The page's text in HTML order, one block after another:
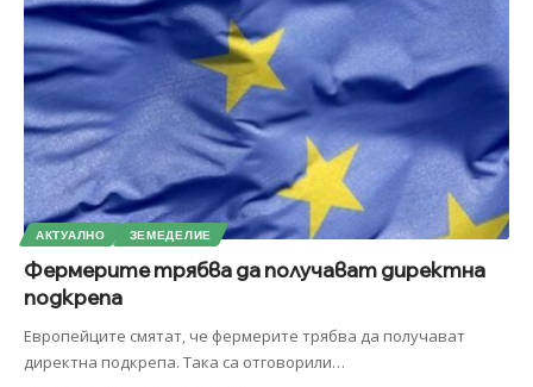
АКТУАЛНО ЗЕМЕДЕЛИЕ
Фермерите трябва да получават директна
подкрепа
Европейците смятат, че фермерите трябва да получават
директна подкрепа. Така са отговорили…